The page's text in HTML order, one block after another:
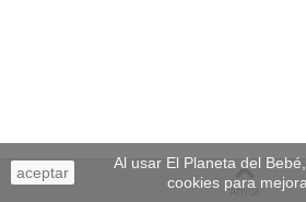
aceptar
Al usar El Planeta del
cookies para
Arriba